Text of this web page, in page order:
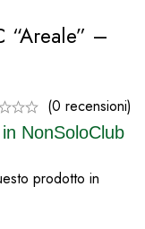
“Areale” –
(0 recensioni)
in NonSoloClub
prodotto in